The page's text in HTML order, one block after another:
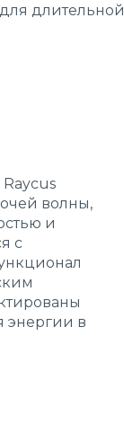
длительной
волны,
и
с
энергии в